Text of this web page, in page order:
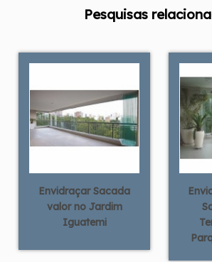
Pesquisas
Envidraçar Sacada
valor no Jardim
Iguatemi